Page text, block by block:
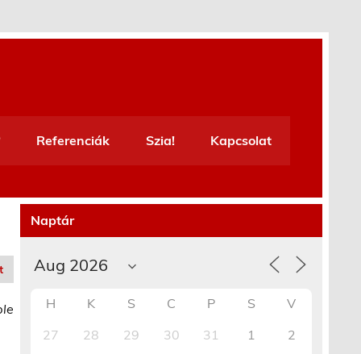
Referenciák Szia! Kapcsolat
Naptár
H K S C P S
V
27
28 29 30 31 1 2